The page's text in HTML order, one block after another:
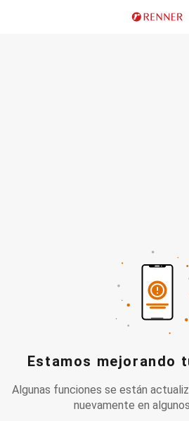
Estamos mejorando
Algunas funciones se están
nuevamente en